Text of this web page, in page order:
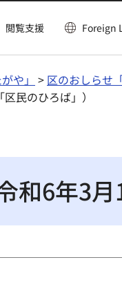
閲覧支援 Foreign
や」 > 区のおしらせ
民のひろば」）
6年3